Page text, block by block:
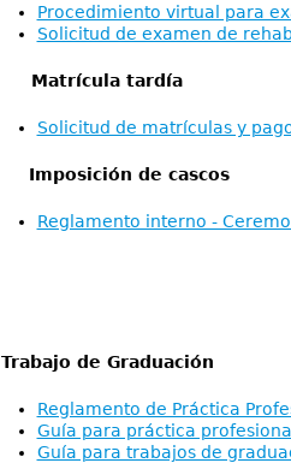
Procedimiento virtual para
Solicitud de examen de
Matrícula tardía
Solicitud de matrículas y
Imposición de cascos
Reglamento interno -
Trabajo de Graduación
Reglamento de Práctica
Guía para práctica
Guía para trabajos de